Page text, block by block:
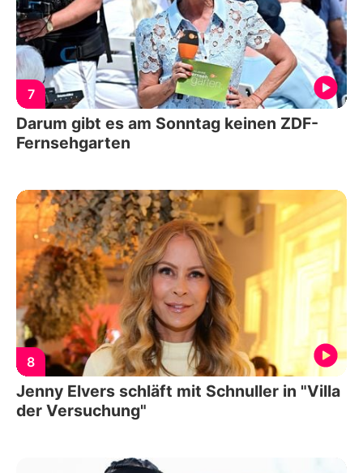
7
Darum gibt es am Sonntag keinen ZDF-
Fernsehgarten
8
Jenny Elvers schläft mit Schnuller in "Villa
der Versuchung"